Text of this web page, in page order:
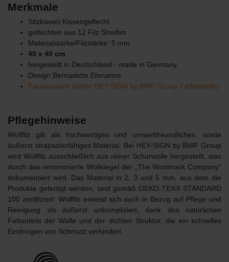
Merkmale
Sitzkissen Kissengeflecht
geflochten aus 12 Filz Streifen
Materialstärke/Filzstärke: 5 mm
40 x 40 cm
hergestellt in Deutschland - made in Germany
Design Bernadette Ehmanns
Farbauswahl (siehe HEY-SIGN by BMF Group Farbtabelle)
Pflegehinweise
Wollfilz gilt als hochwertiges und umweltfreundliches, sowie
äußerst strapazierfähiges Material. Bei HEY-SIGN by BWF Group
wird Wollfilz ausschließlich aus reiner Schurwolle hergestellt, was
durch das renommierte Wollsiegel der „The Woolmark Company“
dokumentiert wird. Das Material in 2, 3 und 5 mm, aus dem die
Produkte gefertigt werden, sind gemäß OEKO-TEX® STANDARD
100 zertifiziert. Wollfilz erweist sich auch in Bezug auf Pflege und
Reinigung als äußerst unkompliziert, dank des natürlichen
Fettanteils der Wolle und der dichten Struktur, die ein schnelles
Eindringen von Schmutz verhindert.